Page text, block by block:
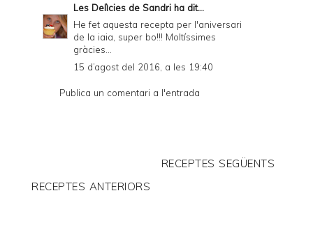
Les Delìcies de Sandri ha dit...
He fet aquesta recepta per l'aniversari
de la iaia, super bo!!! Moltíssimes
gràcies...
15 d’agost del 2016, a les 19:40
Publica un comentari a l'entrada
RECEPTES SEGÜENTS
RECEPTES ANTERIORS